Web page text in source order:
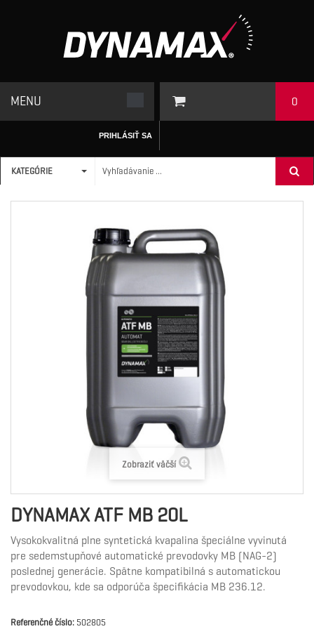
MENU 0
PRIHLÁSIŤ SA
KATEGÓRIE
ÚVODNÁ STRÁNKA
Zobraziť väčší
DYNAMAX ATF MB 20L
Vysokokvalitná plne syntetická kvapalina špeciálne vyvinutá
pre sedemstupňové automatické prevodovky MB (NAG-2)
poslednej generácie. Spätne kompatibilná s automatickou
prevodovkou, kde sa odporúča špecifikácia MB 236.12.
Referenčné číslo: 502805